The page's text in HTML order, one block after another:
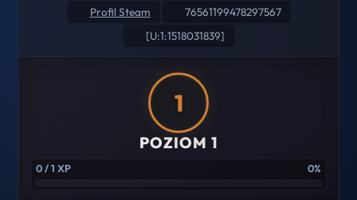
Profil Steam
76561199478297567
[U:1:1518031839]
1
POZIOM 1
0 / 1 XP 0%